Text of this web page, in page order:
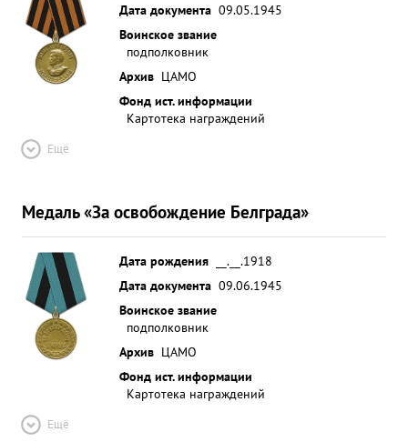
Дата документа 09.05.1945
Воинское звание
подполковник
Архив ЦАМО
Фонд ист. информации
Картотека награждений
Ещё
Медаль «За освобождение Белграда»
Дата рождения
__.__.1918
Дата документа 09.06.1945
Воинское звание
подполковник
Архив ЦАМО
Фонд ист. информации
Картотека награждений
Ещё